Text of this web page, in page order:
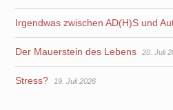
Irgendwas zwischen AD(H)S und
Der Mauerstein des Lebens 20. Juli
Stress? 19. Juli 2026